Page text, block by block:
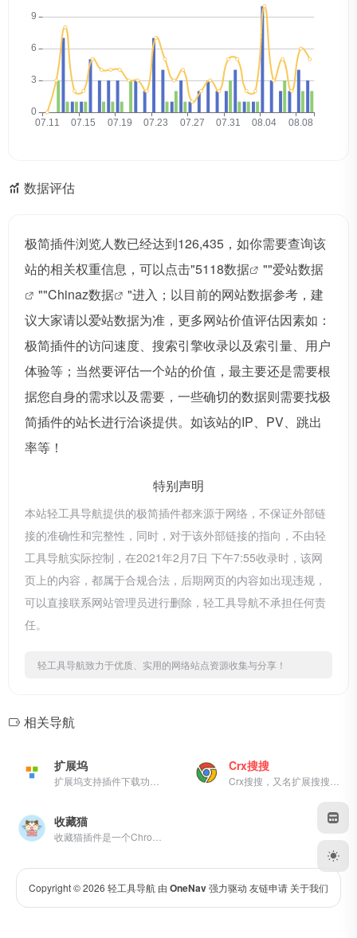
数据评估
极简插件浏览人数已经达到126,435，如你需要查询该
站的相关权重信息，可以点击"5118数据 ""爱站数据
""Chinaz数据
"进入；以目前的网站数据参考，建
议大家请以爱站数据为准，更多网站价值评估因素如：
极简插件的访问速度、搜索引擎收录以及索引量、用户
体验等；当然要评估一个站的价值，最主要还是需要根
据您自身的需求以及需要，一些确切的数据则需要找极
简插件的站长进行洽谈提供。如该站的IP、PV、跳出
率等！
特别声明
本站轻工具导航提供的极简插件都来源于网络，不保证外部链
接的准确性和完整性，同时，对于该外部链接的指向，不由轻
工具导航实际控制，在2021年2月7日 下午7:55收录时，该网
页上的内容，都属于合规合法，后期网页的内容如出现违规，
可以直接联系网站管理员进行删除，轻工具导航不承担任何责
任。
轻工具导航致力于优质、实用的网络站点资源收集与分享！
相关导航
扩展坞 Crx搜搜
收藏猫
Copyright © 2026 轻工具导航 由 OneNav强力驱动 友链申请 关于我们